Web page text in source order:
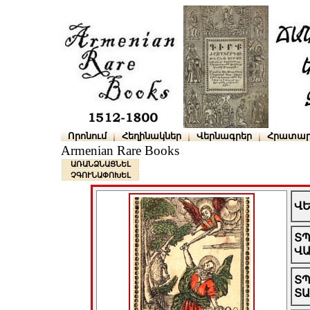
Որոնում Հեղինակներ Վերնագրեր
Armenian Rare Books
ԱՌԱՆՁՆԱՑՆԵԼ
ՉԳՈՒՆԱՓՈԽԵԼ